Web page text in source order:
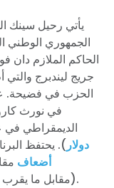
يأتي رحيل سينك
الجمهوري الوطني
الحاكم الملازم
جريج ليندبرج
الحزب في فضيحة.
في نورث
الديمقراطي في عام
دولار). يحتفظ
أضعاف
مقابل ما).